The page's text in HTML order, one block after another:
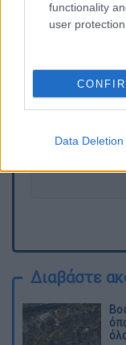
functionality
user protection.
Data Deletion
Τα σχολιά σας
Διαβάστε